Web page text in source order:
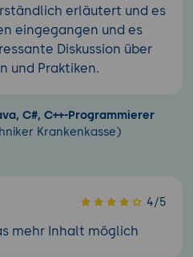
erläutert und es
eingegangen und es
Diskussion über
und Praktiken.
C#, C++-Programmierer
Krankenkasse)
4/5
mehr Inhalt möglich